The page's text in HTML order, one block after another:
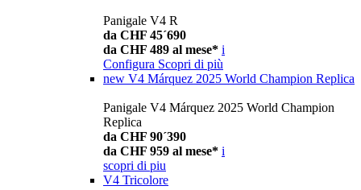
Panigale V4 R
da CHF 45´690
da CHF 489 al mese* i
Configura Scopri di più
new V4 Márquez 2025 World Champion Replica
Panigale V4 Márquez 2025 World Champion
Replica
da CHF 90´390
da CHF 959 al mese* i
scopri di piu
V4 Tricolore